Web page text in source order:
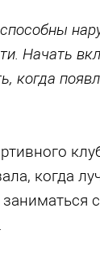
Начать
когда
когда
.